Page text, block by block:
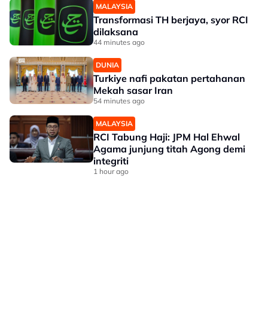
MALAYSIA
Transformasi TH berjaya, syor RCI
dilaksana
44 minutes ago
DUNIA
Turkiye nafi pakatan pertahanan
Mekah sasar Iran
54 minutes ago
MALAYSIA
RCI Tabung Haji: JPM Hal Ehwal
Agama junjung titah Agong demi
integriti
1 hour ago